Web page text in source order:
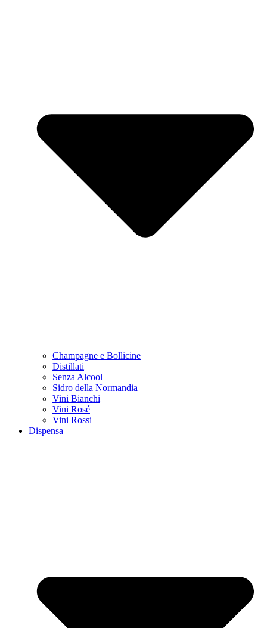
Champagne e Bollicine
Distillati
Senza Alcool
Sidro della Normandia
Vini Bianchi
Vini Rosé
Vini Rossi
Dispensa